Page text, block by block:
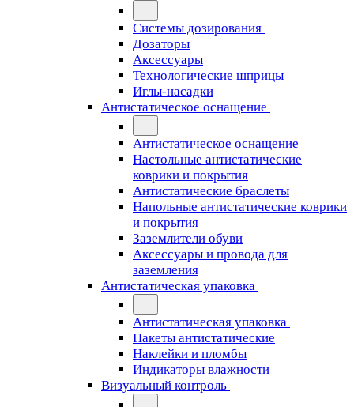
Системы дозирования
Дозаторы
Аксессуары
Технологические шприцы
Иглы-насадки
Антистатическое оснащение
Антистатическое оснащение
Настольные антистатические
коврики и покрытия
Антистатические браслеты
Напольные антистатические коврики
и покрытия
Заземлители обуви
Аксессуары и провода для
заземления
Антистатическая упаковка
Антистатическая упаковка
Пакеты антистатические
Наклейки и пломбы
Индикаторы влажности
Визуальный контроль